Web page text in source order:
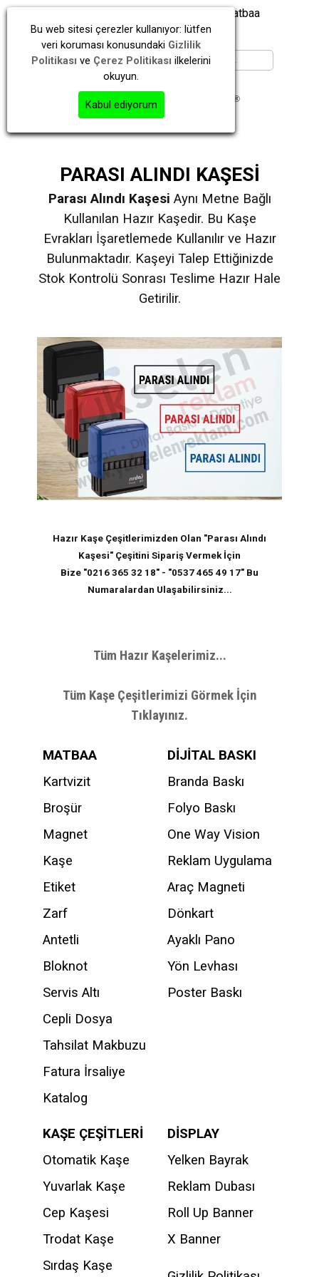
İstanbul | Kayışdağı | Ataşehir | Matbaa
PARASI ALINDI KAŞESİ
Parası Alındı Kaşesi Aynı Metne Bağlı
Kullanılan Hazır Kaşedir. Bu Kaşe
Evrakları İşaretlemede Kullanılır ve Hazır
Bulunmaktadır. Kaşeyi Talep Ettiğinizde
Stok Kontrolü Sonrası Teslime Hazır Hale
Getirilir.
Hazır Kaşe Çeşitlerimizden Olan "Parası Alındı
Kaşesi" Çeşitini Sipariş Vermek İçin
Bize "0216 365 32 18" - "0537 465 49 17" Bu
Numaralardan Ulaşabilirsiniz...
Tüm Hazır Kaşelerimiz...
Tüm Kaşe Çeşitlerimizi Görmek İçin
Tıklayınız.
MATBAA
Kartvizit
Broşür
Magnet
Kaşe
Etiket
Zarf
Antetli
Bloknot
Servis Altı
Cepli Dosya
Tahsilat Makbuzu
Fatura İrsaliye
Katalog
DİJİTAL BASKI
Branda Baskı
Folyo Baskı
One Way Vision
Reklam Uygulama
Araç Magneti
Dönkart
Ayaklı Pano
Yön Levhası
Poster Baskı
DİSPLAY
Yelken Bayrak
Reklam Dubası
Roll Up Banner
X Banner
KAŞE ÇEŞİTLERİ
Otomatik Kaşe
Yuvarlak Kaşe
Cep Kaşesi
Trodat Kaşe
Sırdaş Kaşe
Bu web sitesi çerezler kullanıyor: lütfen
veri koruması konusundaki Gizlilik
Politikası ve Çerez Politikası ilkelerini
okuyun.
Kabul ediyorum